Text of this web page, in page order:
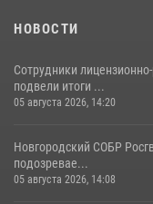
НОВОСТИ
Сотрудники
подвели итоги ...
05 августа 2026, 14:20
Новгородский СОБР
подозревае...
05 августа 2026, 14:08